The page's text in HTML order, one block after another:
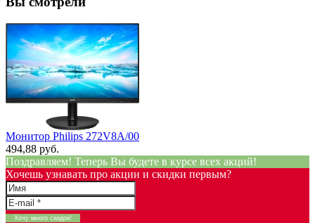
Монитор Philips 272V8A/00
494,88 руб.
Поздравляем! Теперь Вы будете в курсе всех акций!
Хочешь узнавать про акции и скидки первым?